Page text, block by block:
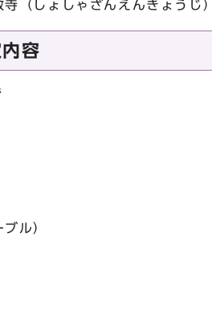
（しょしゃざんえんきょうじ）
容
ル）